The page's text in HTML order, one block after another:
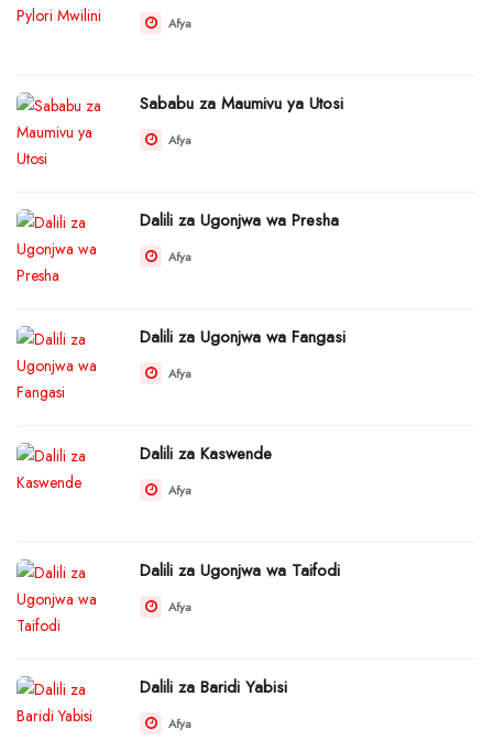
Afya
Sababu za Maumivu ya Utosi
Afya
Dalili za Ugonjwa wa Presha
Afya
Dalili za Ugonjwa wa Fangasi
Afya
Dalili za Kaswende
Afya
Dalili za Ugonjwa wa Taifodi
Afya
Dalili za Baridi Yabisi
Afya